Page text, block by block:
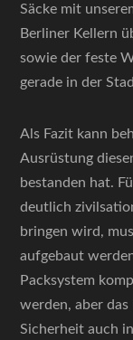
Säcke mit
Berliner Kellern
sowie der feste
gerade in der
Als Fazit kann
Ausrüstung
bestanden hat.
deutlich
bringen wird,
aufgebaut
Packsystem
werden, aber
Sicherheit auch